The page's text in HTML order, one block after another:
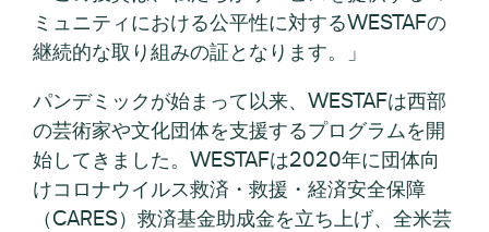
ミュニティにおける公平性に対するWESTAFの
継続的な取り組みの証となります。」
パンデミックが始まって以来、WESTAFは西部
の芸術家や文化団体を支援するプログラムを開
始してきました。WESTAFは2020年に団体向
けコロナウイルス救済・救援・経済安全保障
（CARES）救済基金助成金を立ち上げ、全米芸